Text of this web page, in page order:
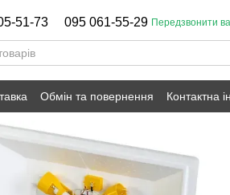
51-73 095 061-55-29 Передзвонити
Обмін та повернення Контактна